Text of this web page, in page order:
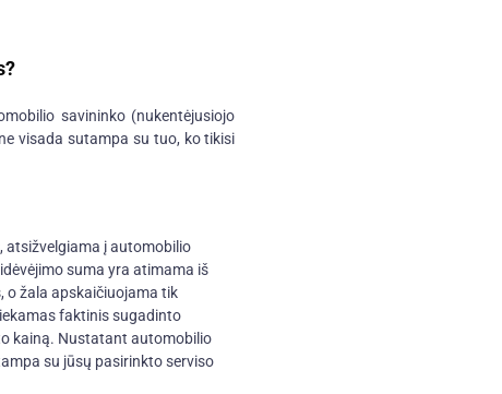
savininko (nukentėjusiojo
visada sutampa su tuo, ko tikisi
atsižvelgiama į automobilio
suma yra atimama iš
o žala apskaičiuojama tik
faktinis sugadinto
kainą. Nustatant automobilio
su jūsų pasirinkto serviso